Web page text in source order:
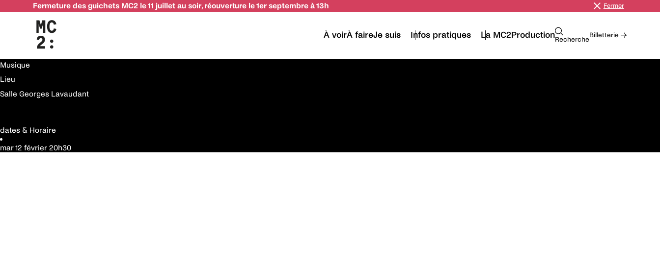
Fermeture des guichets MC2 le 11 juillet au soir, réouverture le 1er septembre à 13h Fermer
À voirÀ faireJe suis Infos pratiques La MC2ProductionRecherche
Billetterie →
Rhoda Scott
infos pratiques
Musique
Lieu
Salle Georges Lavaudant
dates & Horaire
mar 12 février 20h30